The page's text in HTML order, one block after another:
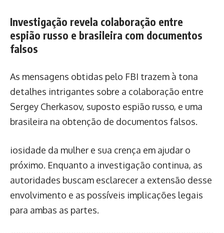
Investigação revela colaboração entre
espião russo e brasileira com documentos
falsos
As mensagens obtidas pelo FBI trazem à tona
detalhes intrigantes sobre a colaboração entre
Sergey Cherkasov, suposto espião russo, e uma
brasileira na obtenção de documentos falsos.
iosidade da mulher e sua crença em ajudar o
próximo. Enquanto a investigação continua, as
autoridades buscam esclarecer a extensão desse
envolvimento e as possíveis implicações legais
para ambas as partes.